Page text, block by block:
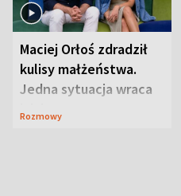
Maciej Orłoś zdradził
kulisy małżeństwa.
Jedna sytuacja wraca
jak bumerang
Rozmowy